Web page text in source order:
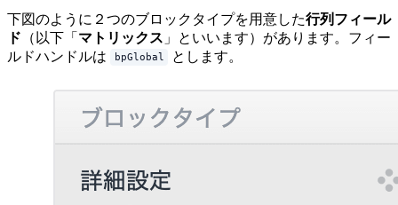
下図のように２つのブロックタイプを用意した行列フィール
ド （以下「 マトリックス 」といいます）があります。フィー
ルドハンドルは
bpGlobal とします。